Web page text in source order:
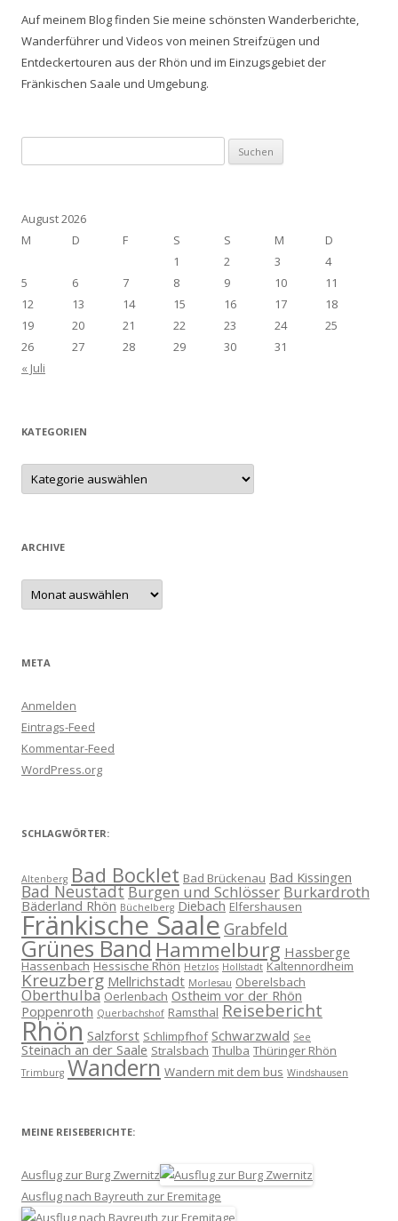
Auf meinem Blog finden Sie meine schönsten Wanderberichte,
Wanderführer und Videos von meinen Streifzügen und
Entdeckertouren aus der Rhön und im Einzugsgebiet der
Fränkischen Saale und Umgebung.
nach:
August 2026
M
D F S S M
D
1
2 3
4
5
6 7 8 9 10
11
12
13 14 15 16 17
18
19
20 21 22 23 24
25
26
27 28 29 30
31
« Juli
KATEGORIEN
Kategorien
ARCHIVE
Archive
META
Anmelden
Eintrags-Feed
Kommentar-Feed
WordPress.org
SCHLAGWÖRTER:
Altenberg Bad Bocklet Bad Brückenau Bad Kissingen
Bad NeustadtBurgen und Schlösser Burkardroth
Bäderland Rhön Büchelberg Diebach Elfershausen
Fränkische Saale Grabfeld
Grünes BandHammelburg Hassberge
Hassenbach Hessische Rhön Hetzlos Hollstadt Kaltennordheim
Kreuzberg Mellrichstadt Morlesau Oberelsbach
Oberthulba Oerlenbach Ostheim vor der Rhön
Poppenroth Querbachshof Ramsthal Reisebericht
Rhön Salzforst Schlimpfhof Schwarzwald See
Steinach an der Saale Stralsbach Thulba Thüringer Rhön
Trimburg Wandern Wandern mit dem bus Windshausen
MEINE REISEBERICHTE:
Ausflug zur Burg Zwernitz
Ausflug nach Bayreuth zur Eremitage